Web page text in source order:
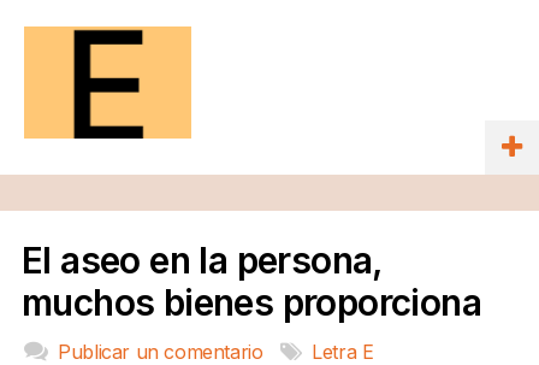
El aseo en la persona,
muchos bienes proporciona
Publicar un comentario Letra E